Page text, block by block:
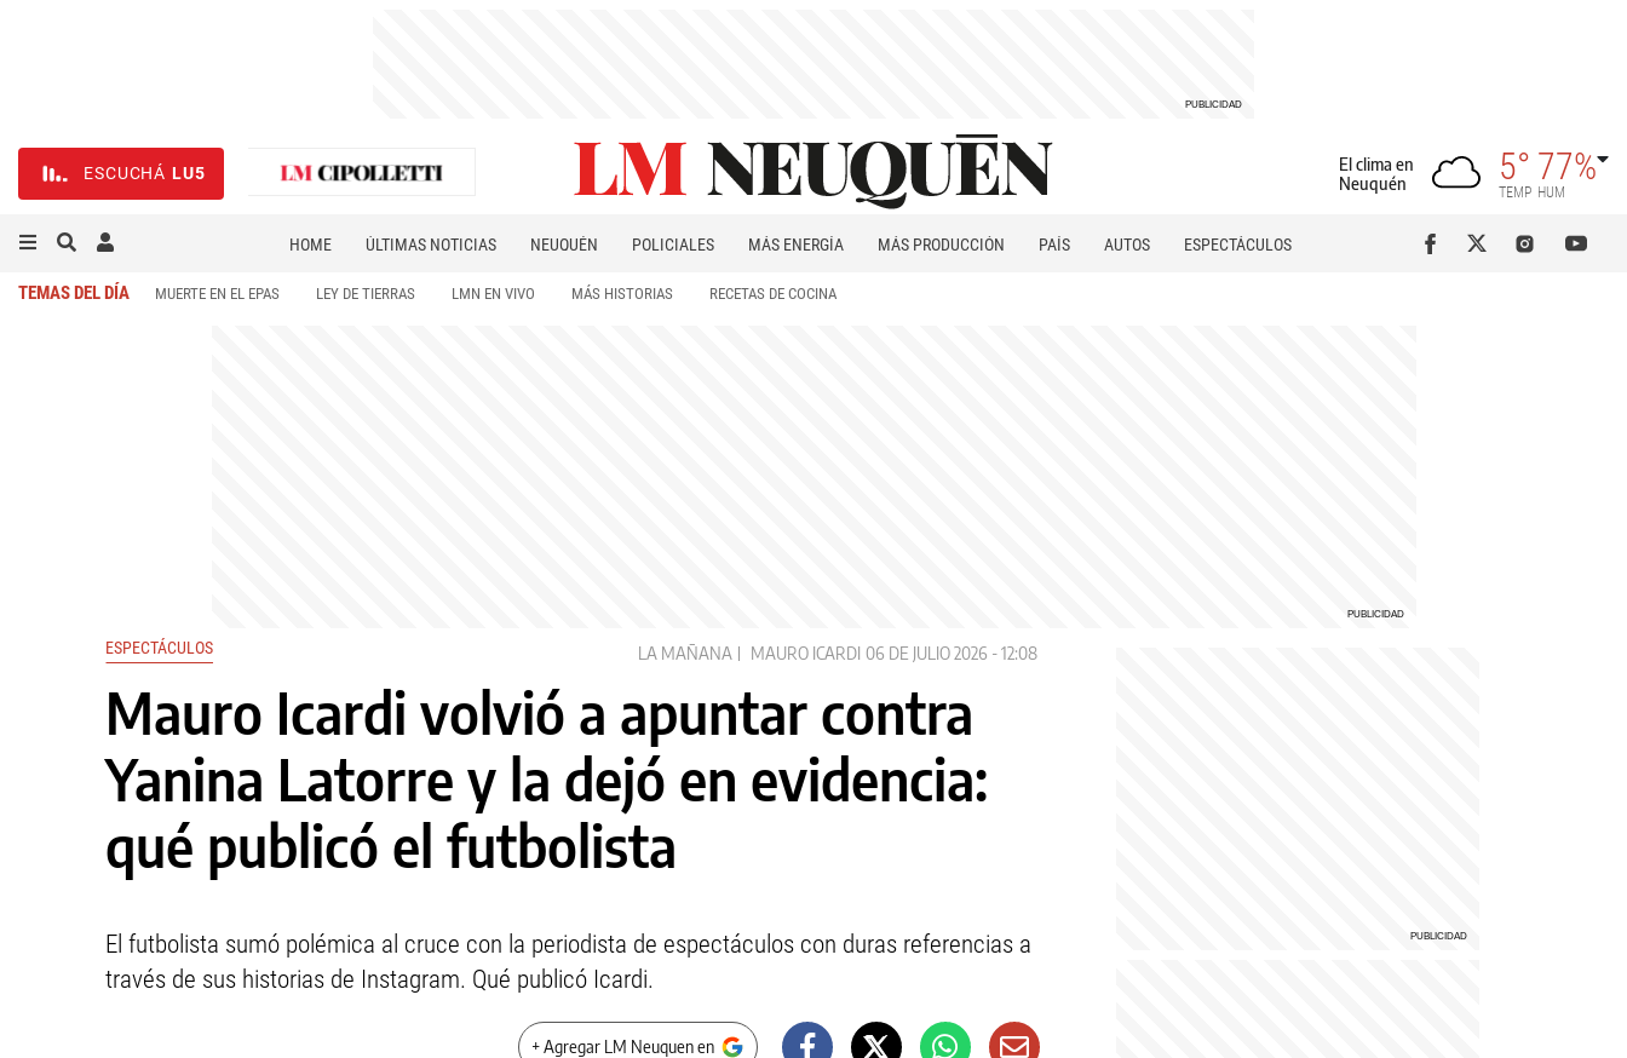
ESCUCHÁ LU5
El clima en
Neuquén
5°
TEMP
77%
HUM
HOME ÚLTIMAS NOTICIAS NEUQUÉN POLICIALES MÁS ENERGÍA MÁS PRODUCCIÓN PAÍS AUTOS
ESPECTÁCULOS
TEMAS DEL DÍA MUERTE EN EL EPAS LEY DE TIERRAS LMN EN VIVO MÁS HISTORIAS RECETAS DE COCINA
ESPECTÁCULOS LA MAÑANA MAURO ICARDI 06 DE JULIO 2026 - 12:08
Mauro Icardi volvió a apuntar contra
Yanina Latorre y la dejó en evidencia:
qué publicó el futbolista
El futbolista sumó polémica al cruce con la periodista de espectáculos con duras referencias a
través de sus historias de Instagram. Qué publicó Icardi.
+ Agregar LM Neuquen en